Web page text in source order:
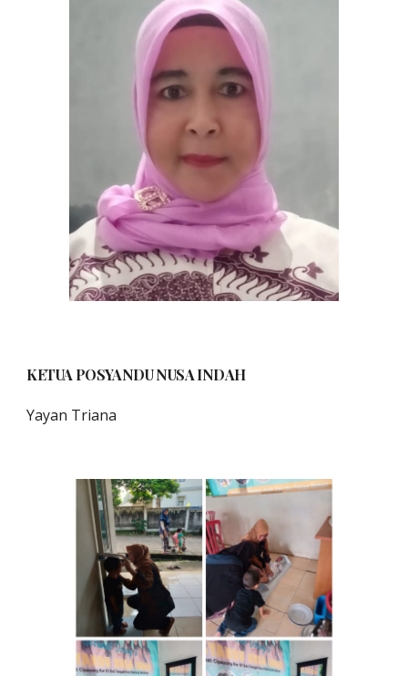
KETUA POSYANDUNUSA INDAH
Yayan Triana